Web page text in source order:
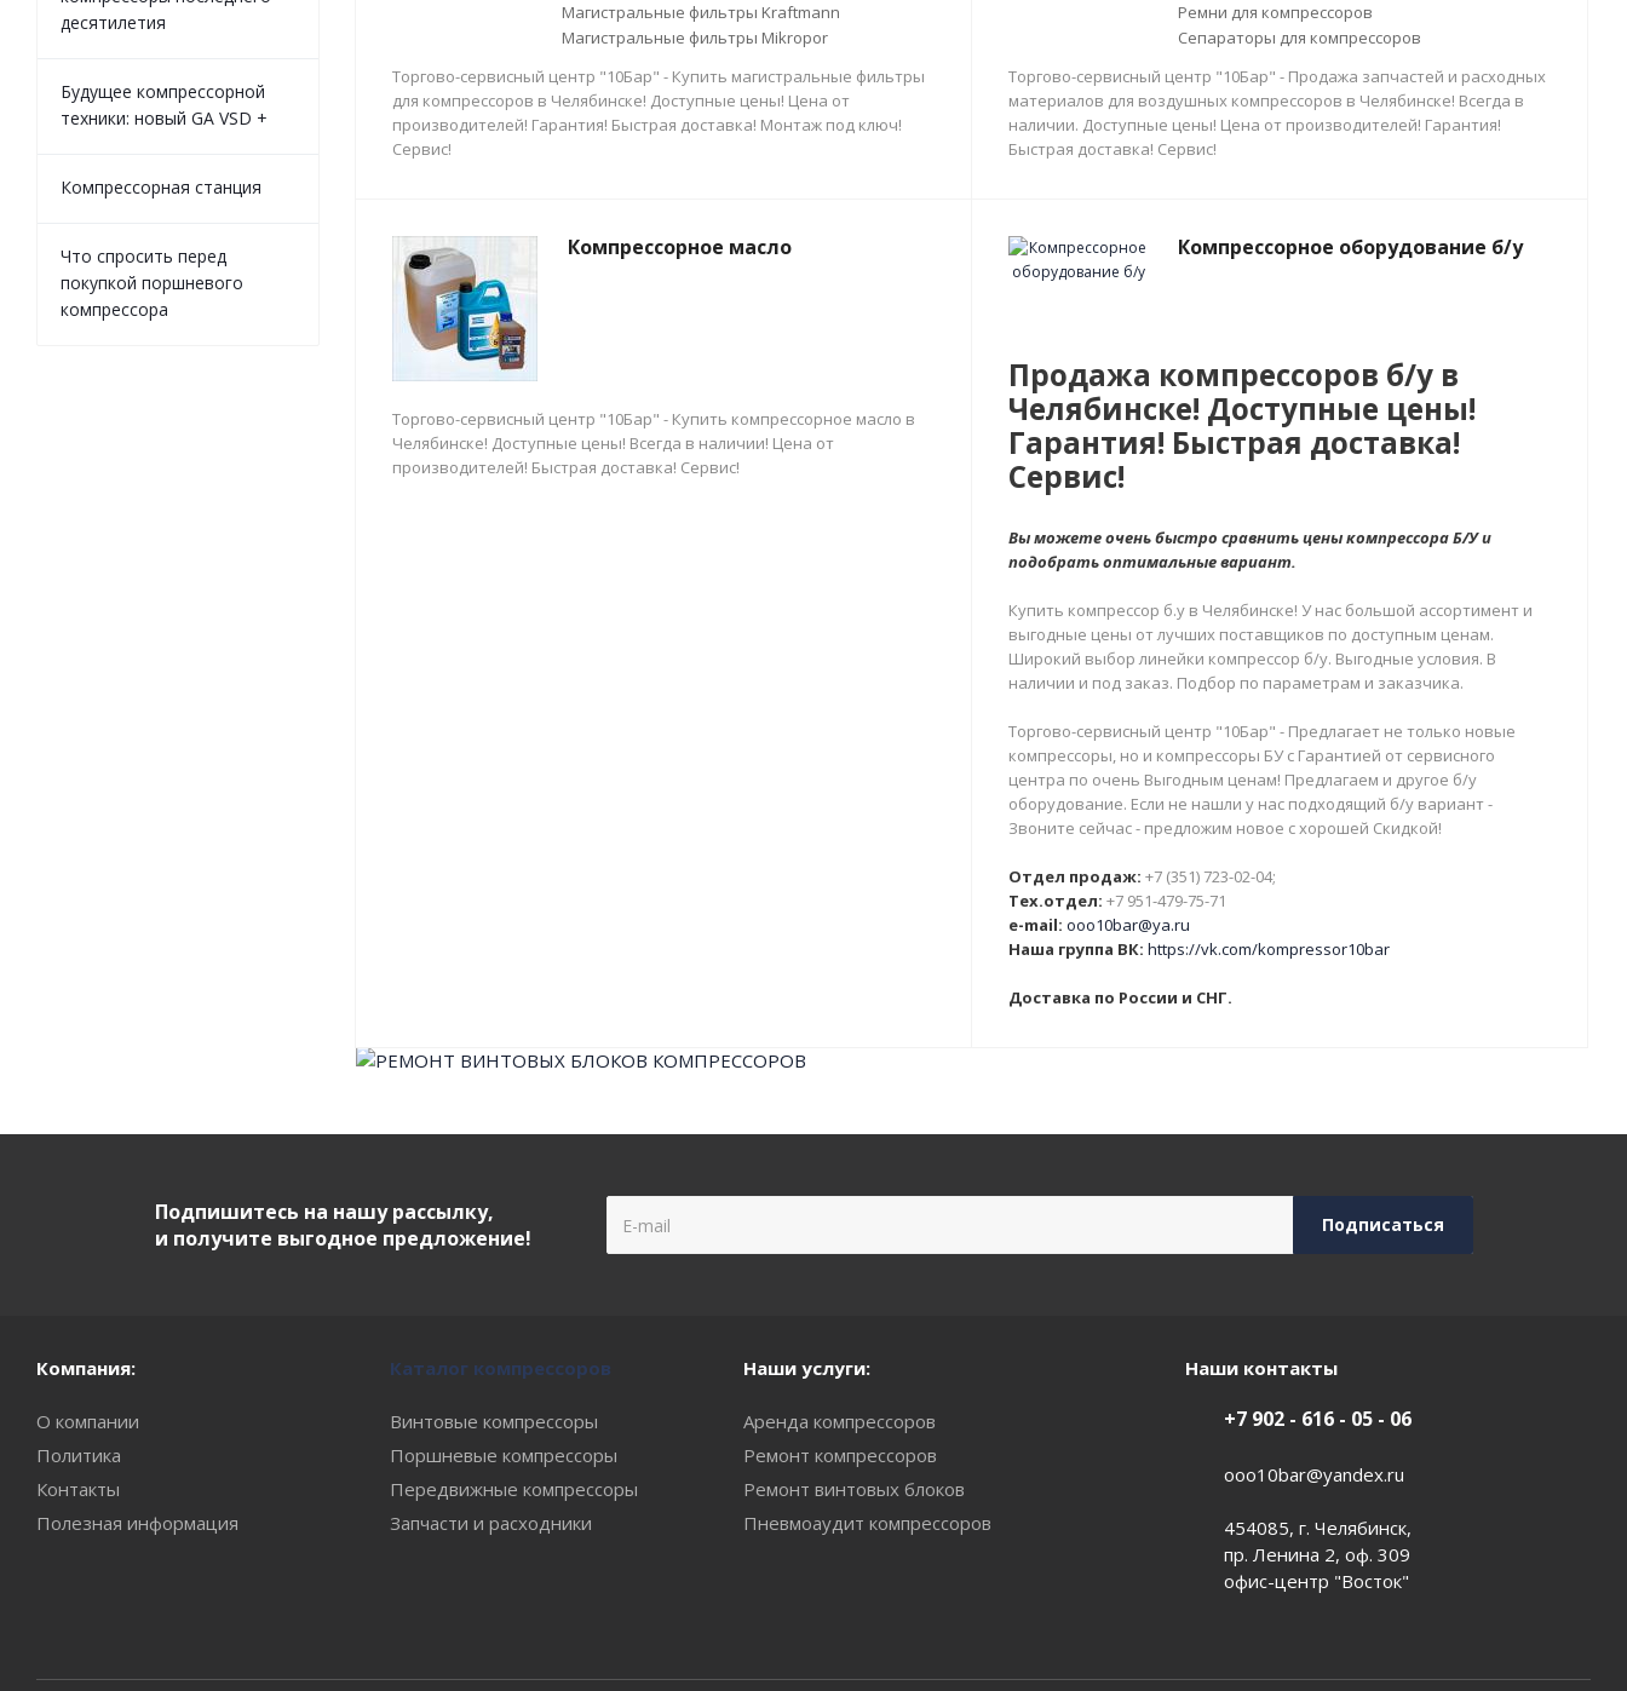
Магистральные фильтры Kraftmann
Магистральные фильтры Mikropor
Торгово-сервисный центр "10Бар" - Купить магистральные фильтры
для компрессоров в Челябинске! Доступные цены! Цена от
производителей! Гарантия! Быстрая доставка! Монтаж под ключ!
Сервис!
Ремни для компрессоров
Сепараторы для компрессоров
Торгово-сервисный центр "10Бар" - Продажа запчастей и расходных
материалов для воздушных компрессоров в Челябинске! Всегда в
наличии. Доступные цены! Цена от производителей! Гарантия!
Быстрая доставка! Сервис!
Компрессорное масло
Торгово-сервисный центр "10Бар" - Купить компрессорное масло в
Челябинске! Доступные цены! Всегда в наличии! Цена от
производителей! Быстрая доставка! Сервис!
Компрессорное оборудование б/у
Продажа компрессоров б/у в
Челябинске! Доступные цены!
Гарантия! Быстрая доставка!
Сервис!
Вы можете очень быстро сравнить цены компрессора Б/У и
подобрать оптимальные вариант.
Купить компрессор б.у в Челябинске! У нас большой ассортимент и
выгодные цены от лучших поставщиков по доступным ценам.
Широкий выбор линейки компрессор б/у. Выгодные условия. В
наличии и под заказ. Подбор по параметрам и заказчика.
Торгово-сервисный центр "10Бар" - Предлагает не только новые
компрессоры, но и компрессоры БУ с Гарантией от сервисного
центра по очень Выгодным ценам! Предлагаем и другое б/у
оборудование. Если не нашли у нас подходящий б/у вариант -
Звоните сейчас - предложим новое с хорошей Скидкой!
Отдел продаж: +7 (351) 723-02-04;
Тех.отдел: +7 951-479-75-71
e-mail: ooo10bar@ya.ru
Наша группа ВК: https://vk.com/kompressor10bar
Доставка по России и СНГ.
десятилетия
Будущее компрессорной
техники: новый GA VSD +
Компрессорная станция
Что спросить перед
покупкой поршневого
компрессора
Подпишитесь на нашу рассылку,
и получите выгодное предложение!
Компания:
О компании
Политика
Контакты
Полезная информация
Каталог компрессоров
Винтовые компрессоры
Поршневые компрессоры
Передвижные компрессоры
Запчасти и расходники
Наши услуги:
Аренда компрессоров
Ремонт компрессоров
Ремонт винтовых блоков
Пневмоаудит компрессоров
Наши контакты
+7 902 - 616 - 05 - 06
ooo10bar@yandex.ru
454085, г. Челябинск,
пр. Ленина 2, оф. 309
офис-центр "Восток"